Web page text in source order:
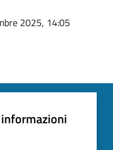
2025, 14:05